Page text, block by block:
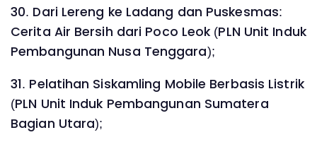
30. Dari Lereng ke Ladang dan Puskesmas:
Cerita Air Bersih dari Poco Leok (PLN Unit Induk
Pembangunan Nusa Tenggara);
31. Pelatihan Siskamling Mobile Berbasis Listrik
(PLN Unit Induk Pembangunan Sumatera
Bagian Utara);